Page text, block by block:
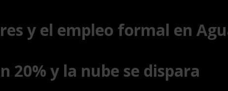
y el empleo formal en
20% y la nube se dispara